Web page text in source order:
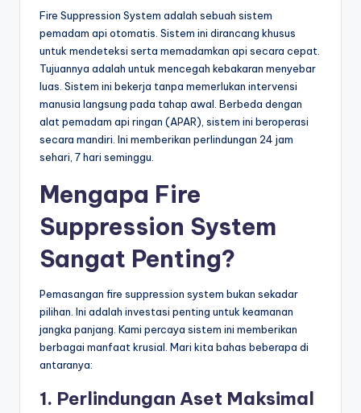
Fire Suppression System adalah sebuah sistem
pemadam api otomatis. Sistem ini dirancang khusus
untuk mendeteksi serta memadamkan api secara cepat.
Tujuannya adalah untuk mencegah kebakaran menyebar
luas. Sistem ini bekerja tanpa memerlukan intervensi
manusia langsung pada tahap awal. Berbeda dengan
alat pemadam api ringan (APAR), sistem ini beroperasi
secara mandiri. Ini memberikan perlindungan 24 jam
sehari, 7 hari seminggu.
Mengapa Fire
Suppression System
Sangat Penting?
Pemasangan fire suppression system bukan sekadar
pilihan. Ini adalah investasi penting untuk keamanan
jangka panjang. Kami percaya sistem ini memberikan
berbagai manfaat krusial. Mari kita bahas beberapa di
antaranya:
1. Perlindungan Aset Maksimal